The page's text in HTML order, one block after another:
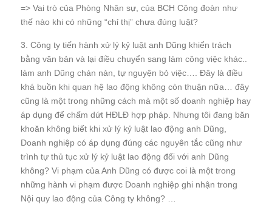
=> Vai trò của Phòng Nhân sự, của BCH Công đoàn như
thế nào khi có những “chỉ thị” chưa đúng luật?
3. Công ty tiến hành xử lý kỷ luật anh Dũng khiển trách
bằng văn bản và lại điều chuyển sang làm công việc khác..
làm anh Dũng chán nản, tự nguyện bỏ việc…. Đây là điều
khá buồn khi quan hệ lao động không còn thuận nữa… đây
cũng là một trong những cách mà một số doanh nghiệp hay
áp dụng để chấm dứt HĐLĐ hợp pháp. Nhưng tôi đang băn
khoăn không biết khi xử lý kỷ luật lao động anh Dũng,
Doanh nghiệp có áp dụng đúng các nguyên tắc cũng như
trình tự thủ tục xử lý kỷ luật lao động đối với anh Dũng
không? Vi phạm của Anh Dũng có được coi là một trong
những hành vi phạm được Doanh nghiệp ghi nhận trong
Nội quy lao động của Công ty không? …